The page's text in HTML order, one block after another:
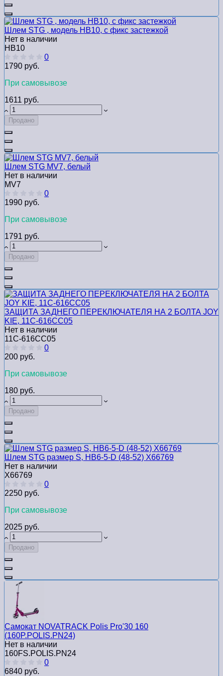
Шлем STG , модель HB10, с фикс застежкой
Нет в наличии
HB10
0
1790 руб.
При самовывозе
1611 руб.
Продано
Шлем STG MV7, белый
Нет в наличии
MV7
0
1990 руб.
При самовывозе
1791 руб.
Продано
ЗАЩИТА ЗАДНЕГО ПЕРЕКЛЮЧАТЕЛЯ НА 2 БОЛТА JOY
KIE, 11C-616СС05
Нет в наличии
11C-616СС05
0
200 руб.
При самовывозе
180 руб.
Продано
Шлем STG размер S, HB6-5-D (48-52) Х66769
Нет в наличии
Х66769
0
2250 руб.
При самовывозе
2025 руб.
Продано
Самокат NOVATRACK Polis Pro'30 160
(160P.POLIS.PN24)
Нет в наличии
160FS.POLIS.PN24
0
6840 руб.